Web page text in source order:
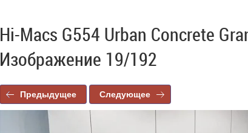
Hi-Macs G554 Urban Concrete
Изображение 19/192
Предыдущее Следующее